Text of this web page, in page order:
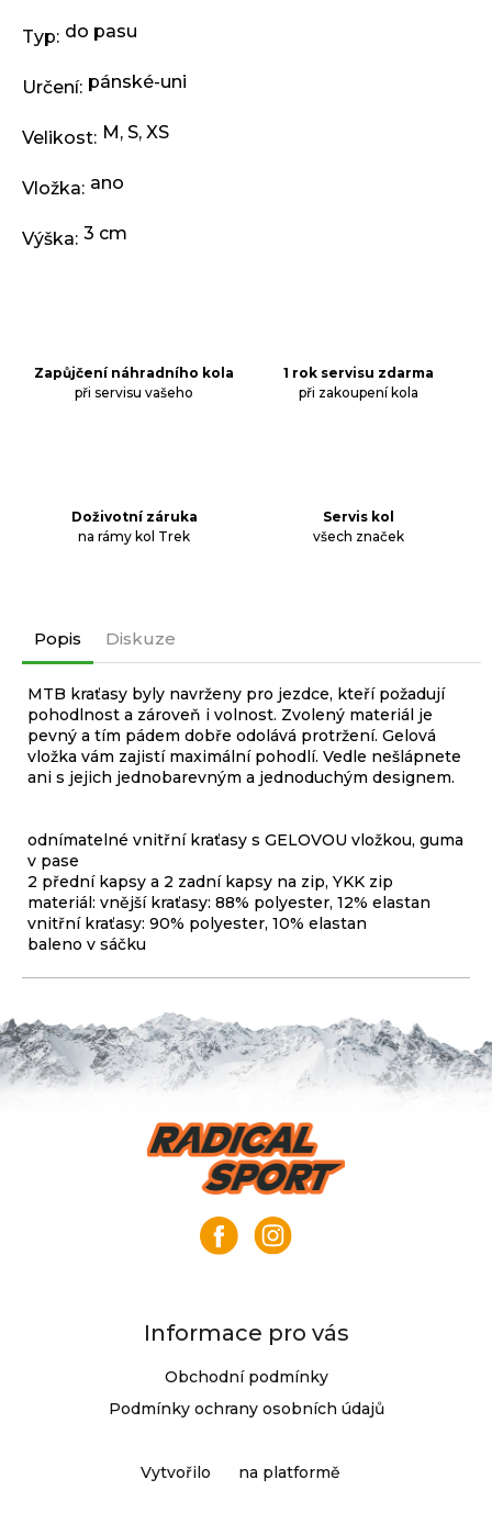
Typ: do pasu
Určení: pánské-uni
Velikost: M, S, XS
Vložka: ano
Výška: 3 cm
Zapůjčení náhradního kola
při servisu vašeho
1 rok servisu zdarma
při zakoupení kola
Doživotní záruka
na rámy kol Trek
Servis kol
všech značek
Popis Diskuze
MTB kraťasy byly navrženy pro jezdce, kteří požadují
pohodlnost a zároveň i volnost. Zvolený materiál je
pevný a tím pádem dobře odolává protržení. Gelová
vložka vám zajistí maximální pohodlí. Vedle nešlápnete
ani s jejich jednobarevným a jednoduchým designem.
odnímatelné vnitřní kraťasy s GELOVOU vložkou, guma
v pase
2 přední kapsy a 2 zadní kapsy na zip, YKK zip
materiál: vnější kraťasy: 88% polyester, 12% elastan
vnitřní kraťasy: 90% polyester, 10% elastan
baleno v sáčku
Informace pro vás
Obchodní podmínky
Podmínky ochrany osobních údajů
Vytvořilo na platformě